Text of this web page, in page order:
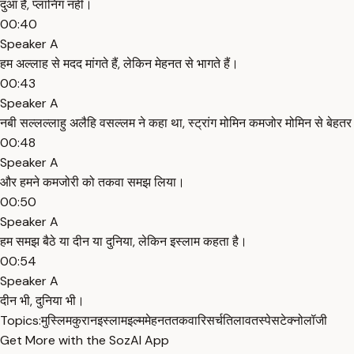
दुआ है, प्लानिंग नहीं।
00:40
Speaker A
हम अल्लाह से मदद मांगते हैं, लेकिन मेहनत से भागते हैं।
00:43
Speaker A
नबी सल्लल्लाहु अलैहि वसल्लम ने कहा था, स्ट्रांग मोमिन कमजोर मोमिन से
00:48
Speaker A
और हमने कमजोरी को तकवा समझ लिया।
00:50
Speaker A
हम समझ बैठे या दीन या दुनिया, लेकिन इस्लाम कहता है।
00:54
Speaker A
दीन भी, दुनिया भी।
Topics:मुस्लिमकुरानइस्लामइल्ममेहनततकवारिसर्चतिलावतस्पेसटेक्नोलॉजी
Get More with the SozAI App